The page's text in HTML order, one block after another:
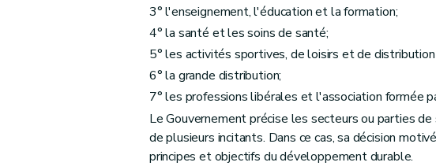
3° l'enseignement, l'éducation et la formation;
4° la santé et les soins de santé;
5° les activités sportives, de loisirs et de
6° la grande distribution;
7° les professions libérales et l'association formée
Le Gouvernement précise les secteurs ou parties
de plusieurs incitants. Dans ce cas, sa décision
principes et objectifs du développement durable.